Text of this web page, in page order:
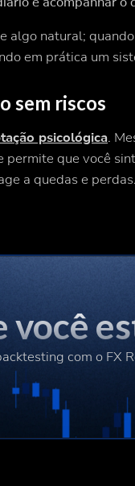
algo natural;
em prática um
sem riscos
psicológica.
que você
a quedas e perdas.
você
com o FX